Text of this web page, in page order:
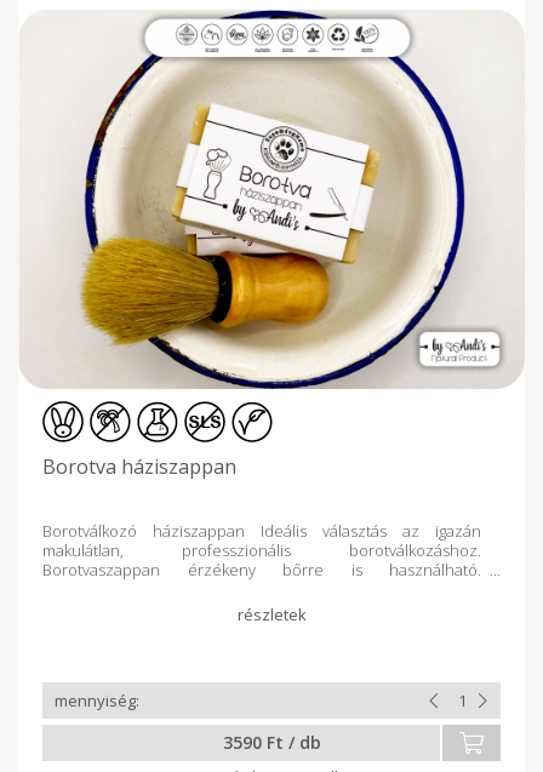
Borotva háziszappan
Borotválkozó háziszappan Ideális választás az igazán
makulátlan, professzionális borotválkozáshoz.
Borotvaszappan érzékeny bőrre is használható.
tökéletes formulájú legyen. Kiváló választás a hagyományos,
borotválkozó ecsettel történő borotválkozáshoz. Szantálfa
mennyiségű szappant a benedvesített pamacsra. Képezzen
tálban bő habot majd vigye fel a nedvesített arcára és
nyakára borotválandó felületre. Körkörös mozdulatokkal
egyenletesen kenje szét, amíg bő hab nem
képződik. Borotválást követően öblitse le, kellemes illatú
3590 Ft / db